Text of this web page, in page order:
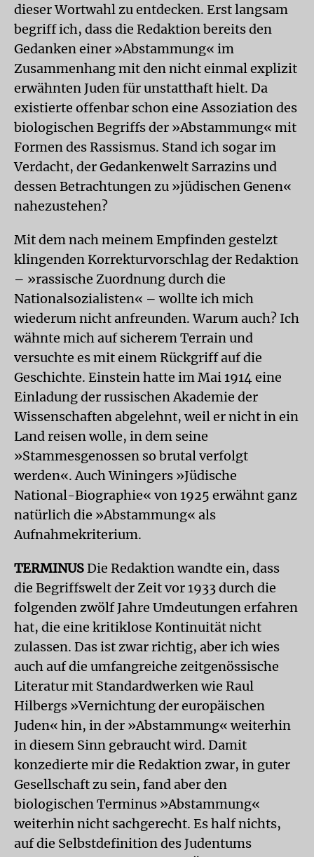
dieser Wortwahl zu entdecken. Erst langsam
begriff ich, dass die Redaktion bereits den
Gedanken einer »Abstammung« im
Zusammenhang mit den nicht einmal explizit
erwähnten Juden für unstatthaft hielt. Da
existierte offenbar schon eine Assoziation des
biologischen Begriffs der »Abstammung« mit
Formen des Rassismus. Stand ich sogar im
Verdacht, der Gedankenwelt Sarrazins und
dessen Betrachtungen zu »jüdischen Genen«
nahezustehen?
Mit dem nach meinem Empfinden gestelzt
klingenden Korrekturvorschlag der Redaktion
– »rassische Zuordnung durch die
Nationalsozialisten« – wollte ich mich
wiederum nicht anfreunden. Warum auch? Ich
wähnte mich auf sicherem Terrain und
versuchte es mit einem Rückgriff auf die
Geschichte. Einstein hatte im Mai 1914 eine
Einladung der russischen Akademie der
Wissenschaften abgelehnt, weil er nicht in ein
Land reisen wolle, in dem seine
»Stammesgenossen so brutal verfolgt
werden«. Auch Winingers »Jüdische
National-Biographie« von 1925 erwähnt ganz
natürlich die »Abstammung« als
Aufnahmekriterium.
TERMINUSDie Redaktion wandte ein, dass
die Begriffswelt der Zeit vor 1933 durch die
folgenden zwölf Jahre Umdeutungen erfahren
hat, die eine kritiklose Kontinuität nicht
zulassen. Das ist zwar richtig, aber ich wies
auch auf die umfangreiche zeitgenössische
Literatur mit Standardwerken wie Raul
Hilbergs »Vernichtung der europäischen
Juden« hin, in der »Abstammung« weiterhin
in diesem Sinn gebraucht wird. Damit
konzedierte mir die Redaktion zwar, in guter
Gesellschaft zu sein, fand aber den
biologischen Terminus »Abstammung«
weiterhin nicht sachgerecht. Es half nichts,
auf die Selbstdefinition des Judentums